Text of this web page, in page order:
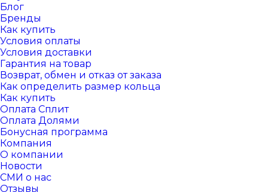
Блог
Бренды
Как купить
Условия оплаты
Условия доставки
Гарантия на товар
Возврат, обмен и отказ от заказа
Как определить размер кольца
Как купить
Оплата Сплит
Оплата Долями
Бонусная программа
Компания
О компании
Новости
СМИ о нас
Отзывы